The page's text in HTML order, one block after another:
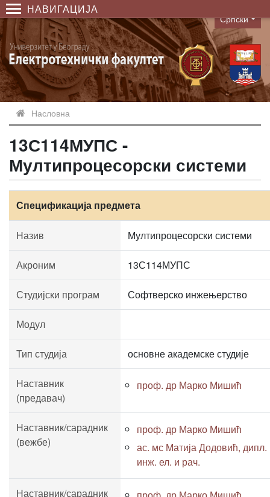
НАВИГАЦИЈА
Language
Српски
Насловна
13С114МУПС -
Мултипроцесорски системи
Спецификација предмета
Назив Мултипроцесорски системи
Акроним 13С114МУПС
Студијски програм Софтверско инжењерство
Модул
Тип студија основне академске студије
Наставник
(предавач)
проф. др Марко Мишић
Наставник/сарадник
(вежбе)
проф. др Марко Мишић
ас. мс Матија Додовић, дипл.
инж. ел. и рач.
Наставник/сарадник